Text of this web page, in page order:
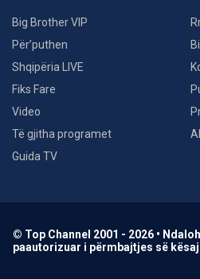
Big Brother VIP
Për’puthen
Shqipëria LIVE
Fiks Fare
Video
Të gjitha programet
Guida TV
© Top Channel 2001 - 2026 •
paautorizuar i përmbajtjes së